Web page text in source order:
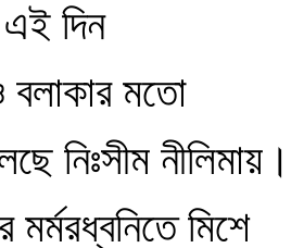
দিন
মতো
নিঃসীম নীলিমায়।
মিশে